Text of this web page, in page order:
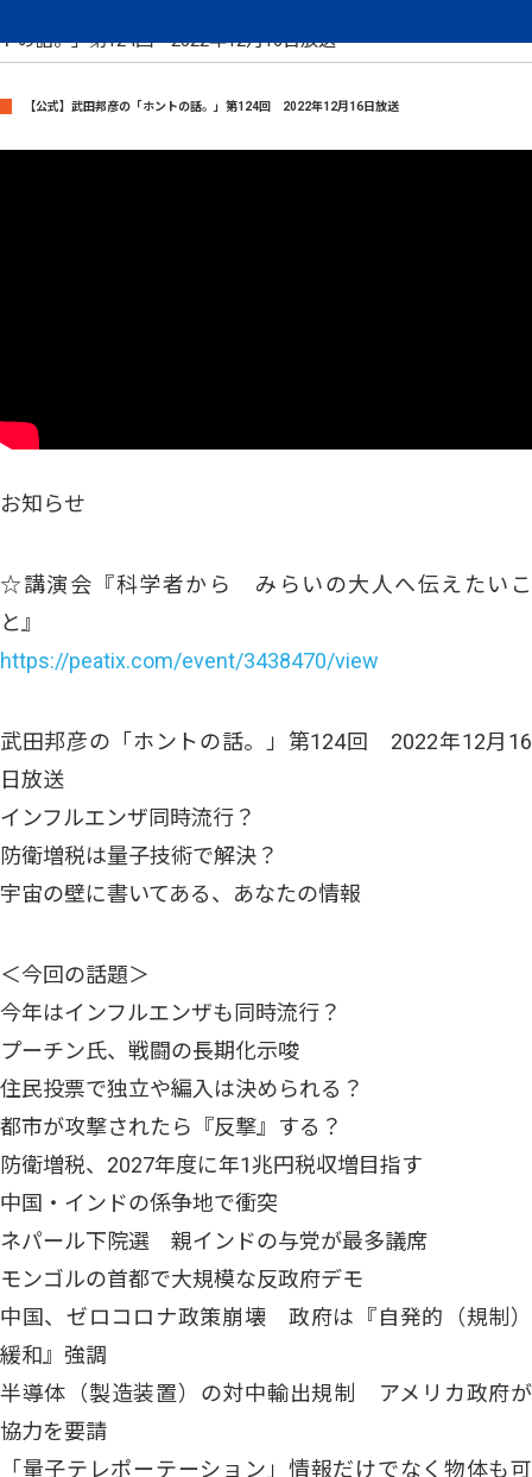
トの話。」第124回 2022年12月16日放送
【公式】武田邦彦の「ホントの話。」第124回 2022年12月16日放送
お知らせ
☆講演会『科学者から みらいの大人へ伝えたいこ
と』
https://peatix.com/event/3438470/view
武田邦彦の「ホントの話。」第124回 2022年12月16
日放送
インフルエンザ同時流行？
防衛増税は量子技術で解決？
宇宙の壁に書いてある、あなたの情報
＜今回の話題＞
今年はインフルエンザも同時流行？
プーチン氏、戦闘の長期化示唆
住民投票で独立や編入は決められる？
都市が攻撃されたら『反撃』する？
防衛増税、2027年度に年1兆円税収増目指す
中国・インドの係争地で衝突
ネパール下院選 親インドの与党が最多議席
モンゴルの首都で大規模な反政府デモ
中国、ゼロコロナ政策崩壊 政府は『自発的（規制）
緩和』強調
半導体（製造装置）の対中輸出規制 アメリカ政府が
協力を要請
「量子テレポーテーション」情報だけでなく物体も可